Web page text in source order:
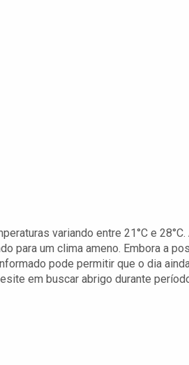
variando entre 21°C e
para um clima ameno. Embora a
pode permitir que o dia
em buscar abrigo durante